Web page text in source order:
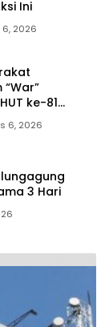
Ini
2026
ke-81
6, 2026
3 Hari